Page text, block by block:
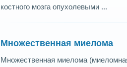
костного мозга опухолевыми ...
Множественная миелома
Множественная миелома